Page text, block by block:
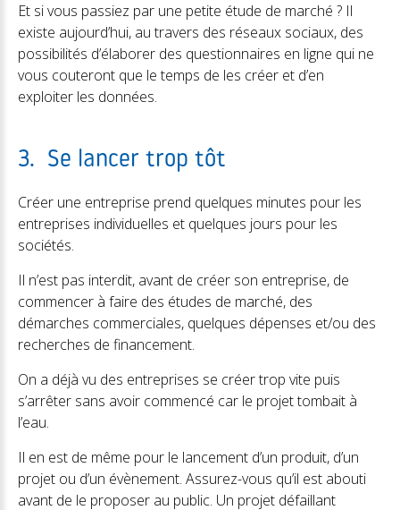
Et si vous passiez par une petite étude de marché ? Il
existe aujourd’hui, au travers des réseaux sociaux, des
possibilités d’élaborer des questionnaires en ligne qui ne
vous couteront que le temps de les créer et d’en
exploiter les données.
3. Se lancer trop tôt
Créer une entreprise prend quelques minutes pour les
entreprises individuelles et quelques jours pour les
sociétés.
Il n’est pas interdit, avant de créer son entreprise, de
commencer à faire des études de marché, des
démarches commerciales, quelques dépenses et/ou des
recherches de financement.
On a déjà vu des entreprises se créer trop vite puis
s’arrêter sans avoir commencé car le projet tombait à
l’eau.
Il en est de même pour le lancement d’un produit, d’un
projet ou d’un évènement. Assurez-vous qu’il est abouti
avant de le proposer au public. Un projet défaillant